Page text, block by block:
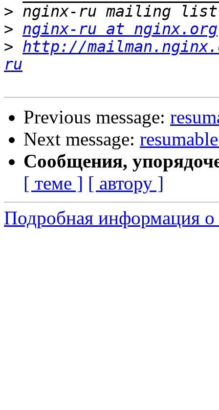
>
> nginx-ru at nginx.org
> http://
ru
Previous message:
Next message:
Сообщения,
[ теме ] [ автору ]
Подробная информация